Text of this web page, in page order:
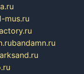
mus.ru
bandamn.ru